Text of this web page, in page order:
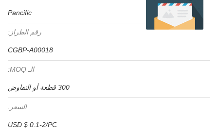
Pancific
رقم الطراز:
CGBP-A00018
الـ MOQ:
300 قطعة أو التفاوض
السعر:
USD $ 0.1-2/PC